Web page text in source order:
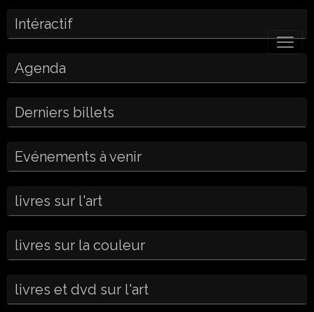
Intéractif
Agenda
Derniers billets
Evénements à venir
livres sur l'art
livres sur la couleur
livres et dvd sur l'art